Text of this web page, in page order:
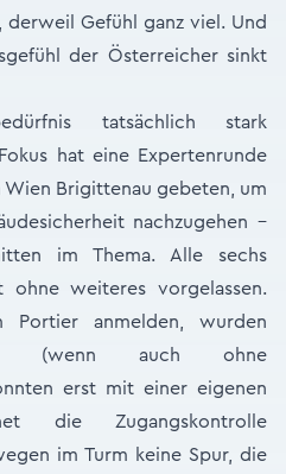
derweil Gefühl ganz viel. Und
der Österreicher sinkt
tatsächlich stark
hat eine Expertenrunde
Brigittenau gebeten, um
nachzugehen –
im Thema. Alle sechs
ohne weiteres vorgelassen.
Portier anmelden, wurden
(wenn auch ohne
erst mit einer eigenen
die Zugangskontrolle
im Turm keine Spur, die